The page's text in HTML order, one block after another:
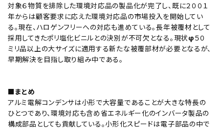
対象６物質を排除した環境対応品の製品化が完了し、既に２００１
年からは顧客要求に応えた環境対応品の市場投入を開始してい
る。現在、ハロゲンフリーへの対応も進めている。長年被覆材として
採用してきたポリ塩化ビニルとの決別が不可欠となる。現状φ５０
ミリ品以上の大サイズに適用する新たな被覆部材が必要となるが、
早期解決を目指し取り組み中である。
■まとめ
アルミ電解コンデンサは小形で大容量であることが大きな特長の
ひとつであり、環境対応も含め省エネルギー化のインバータ製品の
構成部品としても貢献している。小形化スピードは電子部品の中で